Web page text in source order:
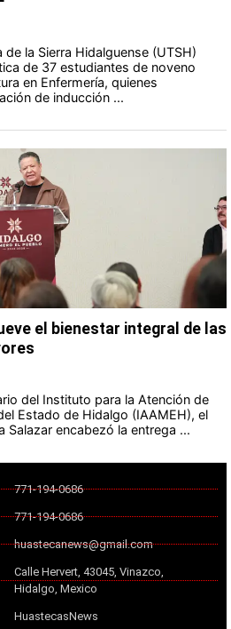
la Sierra Hidalguense (UTSH)
de 37 estudiantes de noveno
en Enfermería, quienes
de inducción ...
el bienestar integral de las
del Instituto para la Atención de
Estado de Hidalgo (IAAMEH), el
encabezó la entrega ...
771-194-0686
771-194-0686
huastecanews@gmail.com
Calle Hervert, 43045, Vinazco,
Hidalgo, Mexico
HuastecasNews